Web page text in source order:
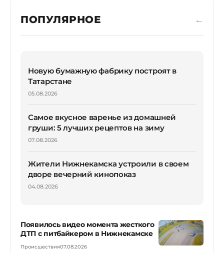
ПОПУЛЯРНОЕ
Новую бумажную фабрику построят в
Татарстане
05.08.2026
Самое вкусное варенье из домашней
груши: 5 лучших рецептов на зиму
07.08.2026
Жители Нижнекамска устроили в своем
дворе вечерний кинопоказ
04.08.2026
Появилось видео момента жесткого
ДТП с питбайкером в Нижнекамске
Происшествия07.08.2026